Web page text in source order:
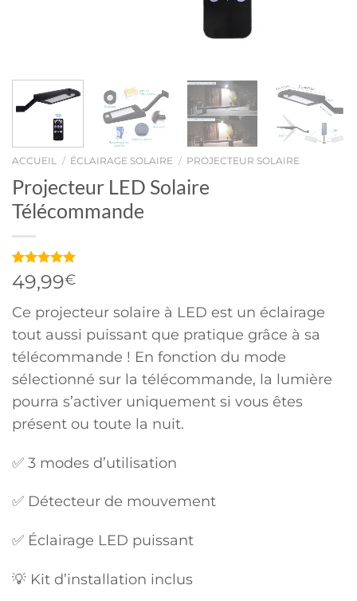
ACCUEIL / ÉCLAIRAGE SOLAIRE / PROJECTEUR SOLAIRE
Projecteur LED Solaire
Télécommande
Noté5.00
sur 5 basé
1
client
49,99€
Ce projecteur solaire à LED est un éclairage
tout aussi puissant que pratique grâce à sa
télécommande ! En fonction du mode
sélectionné sur la télécommande, la lumière
pourra s’activer uniquement si vous êtes
présent ou toute la nuit.
✅ 3 modes d’utilisation
✅ Détecteur de mouvement
✅ Éclairage LED puissant
💡 Kit d’installation inclus